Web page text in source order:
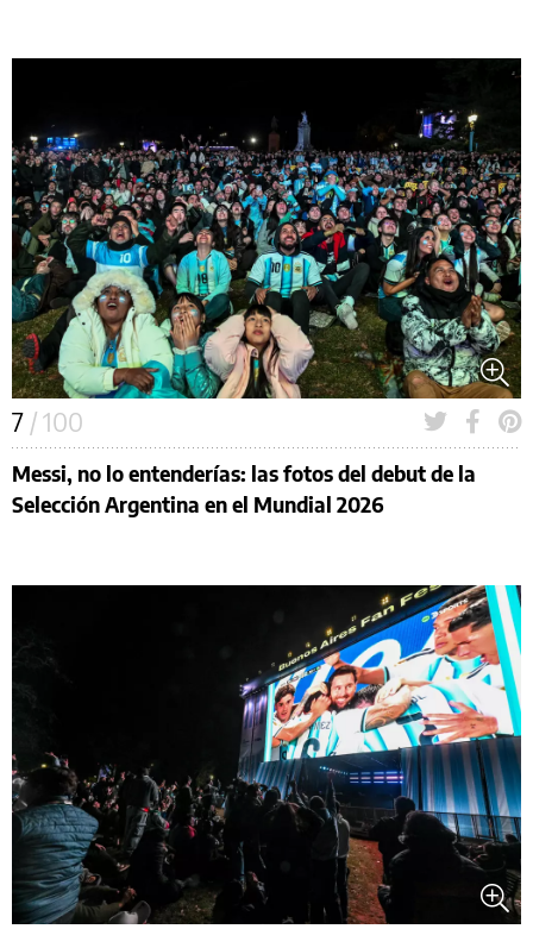
7 / 100
Messi, no lo entenderías: las fotos del debut de la
Selección Argentina en el Mundial 2026